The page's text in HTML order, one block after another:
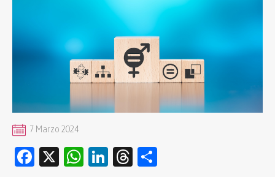
7 Marzo 2024
Facebook
X WhatsApp
LinkedIn
Threads